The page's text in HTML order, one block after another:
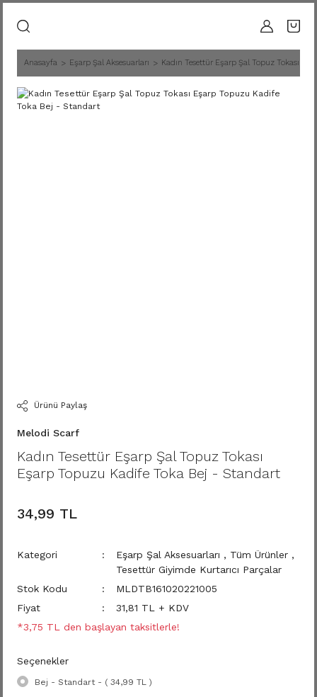
Anasayfa Eşarp Şal Aksesuarları Kadın Tesettür Eşarp Şal Topuz Tokası
Ürünü Paylaş
Melodi Scarf
Kadın Tesettür Eşarp Şal Topuz Tokası
Eşarp Topuzu Kadife Toka Bej - Standart
34,99 TL
Kategori Eşarp Şal Aksesuarları , Tüm Ürünler ,
Tesettür Giyimde Kurtarıcı Parçalar
Stok Kodu
MLDTB161020221005
Fiyat
31,81 TL + KDV
*3,75 TL den başlayan taksitlerle!
Seçenekler
Bej - Standart - ( 34,99 TL )